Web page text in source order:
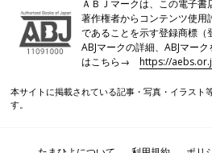
ＡＢＪマークは、この電子書
著作権者からコンテンツ使用
であることを示す登録商標（
ABJマークの詳細、ABJマー
はこちら→https://
本サイトに掲載されている記事・写真・イラスト
す。